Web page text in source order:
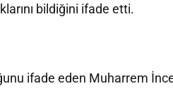
bildiğini ifade etti.
ifade eden Muharrem